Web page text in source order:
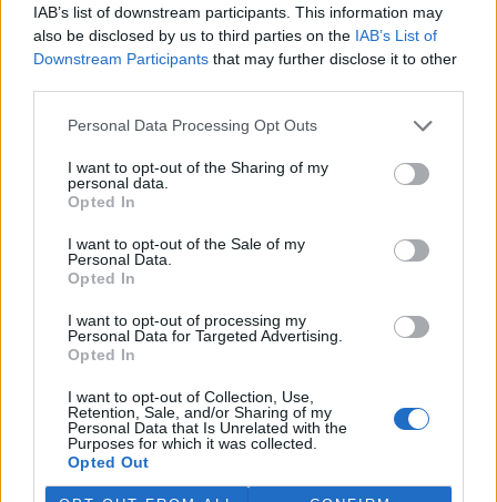
IAB’s list of downstream participants. This information may
also be disclosed by us to third parties on the IAB’s List of
Downstream Participants that may further disclose it to other
Personal Data Processing Opt Outs
I want to opt-out of the Sharing of my
personal data.
Opted In
I want to opt-out of the Sale of my
Personal Data.
Opted In
I want to opt-out of processing my
Personal Data for Targeted Advertising.
Opted In
I want to opt-out of Collection, Use,
Retention, Sale, and/or Sharing of my
Personal Data that Is Unrelated with the
Purposes for which it was collected.
Opted Out
reklama